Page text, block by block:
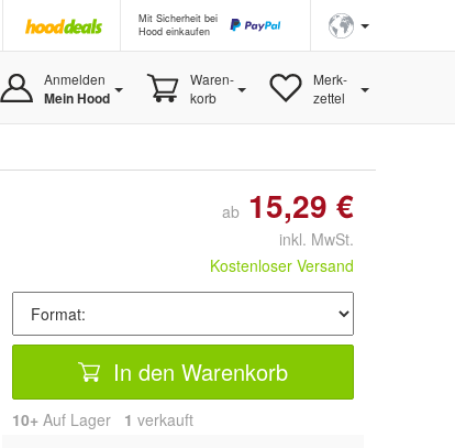
Mit Sicherheit bei
Hood einkaufen
Anmelden
Mein Hood
Waren-
korb
Merk-
zettel
ab 15,29 €
inkl. MwSt.
Kostenloser Versand
In den Warenkorb
10+ Auf Lager 1 verkauft